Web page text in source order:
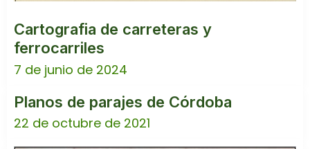
Cartografia de carreteras y
ferrocarriles
7 de junio de 2024
Planos de parajes de Córdoba
22 de octubre de 2021